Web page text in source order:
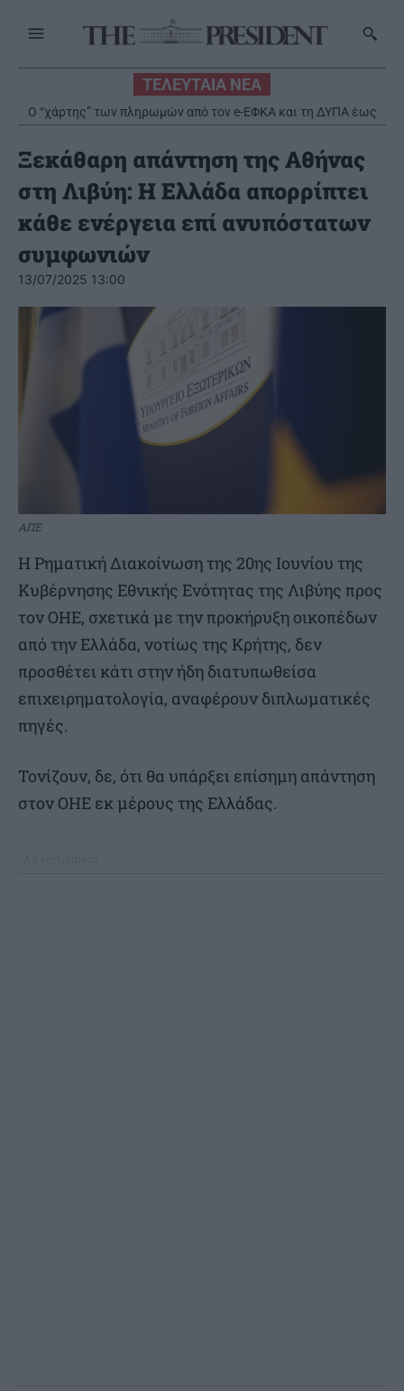
ΤΕΛΕΥΤΑΙΑ ΝΕΑ
Ο “χάρτης” των πληρωμών από τον e-ΕΦΚΑ και τη ΔΥΠΑ έως
τις 14 Αυγούστου
Ξεκάθαρη απάντηση της Αθήνας
στη Λιβύη: Η Ελλάδα απορρίπτει
κάθε ενέργεια επί ανυπόστατων
συμφωνιών
13/07/2025 13:00
ΑΠΕ
Η Ρηματική Διακοίνωση της 20ης Ιουνίου της
Κυβέρνησης Εθνικής Ενότητας της Λιβύης προς
τον ΟΗΕ, σχετικά με την προκήρυξη οικοπέδων
από την Ελλάδα, νοτίως της Κρήτης, δεν
προσθέτει κάτι στην ήδη διατυπωθείσα
επιχειρηματολογία, αναφέρουν διπλωματικές
πηγές.
Τονίζουν, δε, ότι θα υπάρξει επίσημη απάντηση
στον ΟΗΕ εκ μέρους της Ελλάδας.